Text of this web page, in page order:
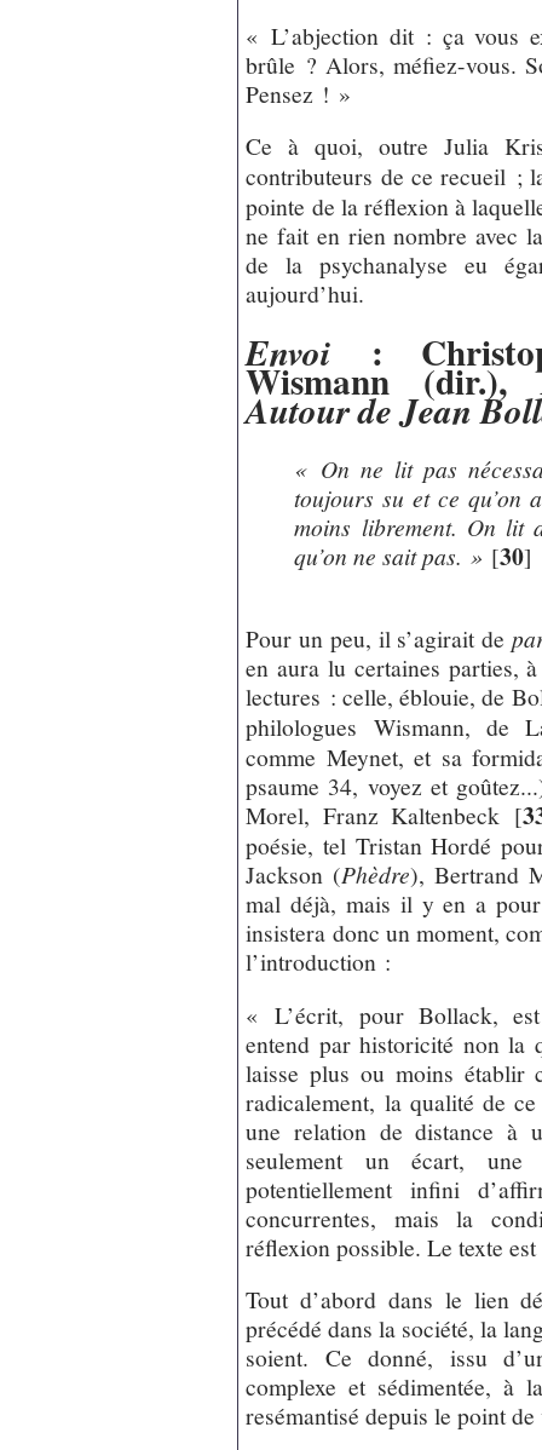
« L’abjection dit : ça vous
brûle ? Alors, méfiez-vous.
Pensez ! »
Ce à quoi, outre Julia
contributeurs de ce recueil ;
pointe de la réflexion à
ne fait en rien nombre avec
de la psychanalyse eu
aujourd’hui.
Envoi :
Wismann (dir.),
Autour de Jean
« On ne lit pas
toujours su et ce qu’on
moins librement. On lit
qu’on ne sait pas. » [30]
Pour un peu, il s’agirait de
en aura lu certaines parties,
lectures : celle, éblouie, de
philologues Wismann, de
comme Meynet, et sa
psaume 34, voyez et
Morel, Franz Kaltenbeck [
poésie, tel Tristan Hordé
Jackson (Phèdre), Bertrand
mal déjà, mais il y en a
insistera donc un moment,
l’introduction :
« L’écrit, pour Bollack,
entend par historicité non
laisse plus ou moins établir
radicalement, la qualité de
une relation de distance à
seulement un écart,
potentiellement infini
concurrentes, mais la
réflexion possible. Le texte
Tout d’abord dans le lien
précédé dans la société, la
soient. Ce donné, issu
complexe et sédimentée, à
resémantisé depuis le point